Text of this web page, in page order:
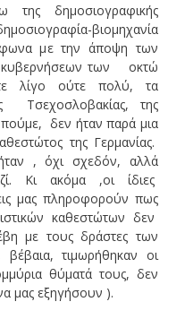
δημοσιογραφικής
βιομηχανία
με την άποψη των
των οκτώ
ούτε πολύ, τα
Τσεχοσλοβακίας, της
δεν ήταν παρά μια
της Γερμανίας.
, όχι σχεδόν, αλλά
Κι ακόμα ,οι ίδιες
μας πληροφορούν πως
καθεστώτων δεν
με τους δράστες των
βέβαια, τιμωρήθηκαν οι
θύματά τους, δεν
μας εξηγήσουν ).